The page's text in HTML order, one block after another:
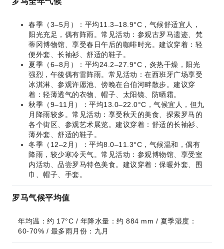
春季（3–5月）：平均11.3–18.9°C，气候舒适宜人，
阳光充足，偶有阵雨。常见活动：参观古罗马遗迹、梵
蒂冈博物馆、享受春日午后的咖啡时光。建议穿着：轻
便外套、长袖衫、舒适的鞋子。
夏季（6–8月）：平均24.2–27.9°C，炎热干燥，阳光
强烈，午後偶有雷阵雨。常见活动：在西班牙广场享受
冰淇淋、参观许愿池、傍晚在台伯河畔散步。建议穿
着：轻薄透气的衣物、帽子、太阳镜、防晒霜。
秋季（9–11月）：平均13.0–22.0°C，气候宜人，但九
月降雨较多。常见活动：享受秋天的美食、探索罗马的
各个街区、参观艺术展览。建议穿着：舒适的长袖衫、
薄外套、舒适的鞋子。
冬季（12–2月）：平均8.0–11.3°C，气候温和，偶有
降雨，较少寒冷天气。常见活动：参观博物馆、享受室
内活动、品尝罗马特色美食。建议穿着：保暖外套、围
巾、帽子、手套。
罗马气候平均值
年均温：约 17°C / 年降水量：约 884 mm / 夏季湿度：
60-70% / 最多雨月份：九月